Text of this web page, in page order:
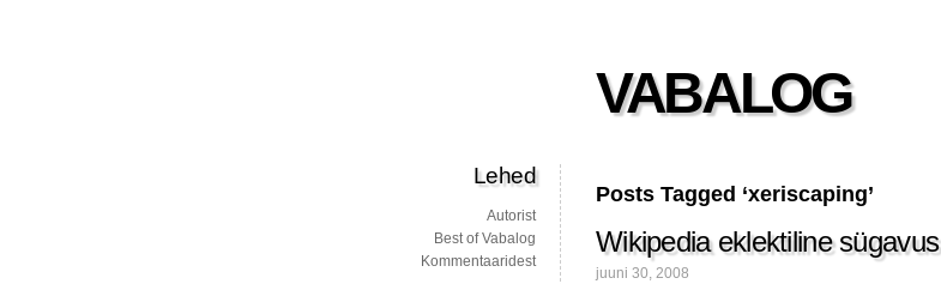
VABALOG
Posts Tagged ‘xeriscaping’
Wikipedia eklektiline sügavus
juuni 30, 2008
Lehed
Autorist
Best of Vabalog
Kommentaaridest